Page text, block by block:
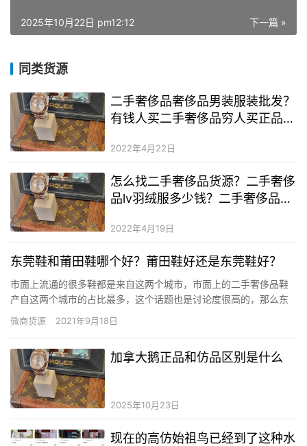
下一篇 »
2025年10月22日 pm12:12
同类货源
二手奢侈品奢侈品男装服装批发？
有钱人买二手奢侈品穷人买正品？
2022年4月22日
怎么找二手奢侈品货源？二手奢侈
品lv羽绒服多少钱？二手奢侈品包
2022年4月19日
东莞鞋和莆田鞋哪个好？莆田鞋好还是东莞鞋好？
市面上流通的很多鞋都是来自这两个城市，市面上的二手奢侈品鞋
产自这两个城市的占比最多，这个话题也是讨论度很高的，那么东
莞鞋和莆田鞋哪个好？下面就和小编一起来看看吧。 东莞鞋和莆田
鞋哪个好 东莞和莆田作为中国三大鞋都。相对来说东莞发展的比莆
纹，而…
微商货源 2021年9月18日
加拿大鹅正品和仿品区别是什么
2025年10月23日
现在的高仿始祖鸟已经到了这种水